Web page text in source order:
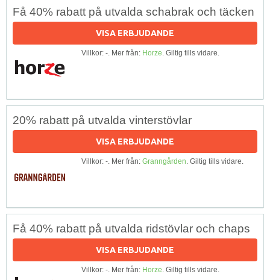
Få 40% rabatt på utvalda schabrak och täcken
VISA ERBJUDANDE
Villkor: -. Mer från: Horze. Giltig tills vidare.
20% rabatt på utvalda vinterstövlar
VISA ERBJUDANDE
Villkor: -. Mer från: Granngården. Giltig tills vidare.
Få 40% rabatt på utvalda ridstövlar och chaps
VISA ERBJUDANDE
Villkor: -. Mer från: Horze. Giltig tills vidare.